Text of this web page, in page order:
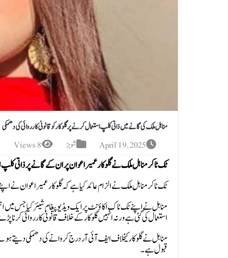
مناہل ملک کی گانے میں ذاتی کلپ استعمال کرنے پر گلوکار کو قانونی کارروائی کی دھمکی
April 19, 2025 شوبز 8 Views
ٹک ٹاکر مناہل ملک نے گلوکار عمیر اعوان پر ان کے گانے پر ذاتی کلپ
ٹک ٹاکر مناہل ملک نے الزام عائد کیا ہے کہ گلوکار عمیر اعوان نے
استعمال کی گئی ہے ورنہ انہیں گلوکار کے خلاف قانونی کارروائی کرنا
مناہل نے گلوکار کیخلاف ایف آئی آر درج کروانے کی دھمکی دیتے
قبول ہے۔